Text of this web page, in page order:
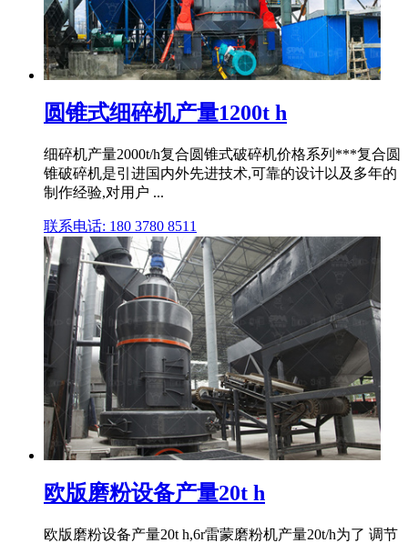
圆锥式细碎机产量1200t h
细碎机产量2000t/h复合圆锥式破碎机价格系列***复合圆
锥破碎机是引进国内外先进技术,可靠的设计以及多年的
制作经验,对用户 ...
联系电话: 180 3780 8511
欧版磨粉设备产量20t h
欧版磨粉设备产量20t h,6r雷蒙磨粉机产量20t/h为了 调节